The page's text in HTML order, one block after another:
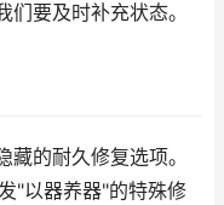
要及时补充状态。
的耐久修复选项。
"以器养器"的特殊修